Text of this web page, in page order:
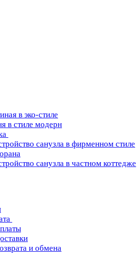
в эко-стиле
в стиле модерн
санузла в фирменном стиле
санузла в частном коттедже
и обмена